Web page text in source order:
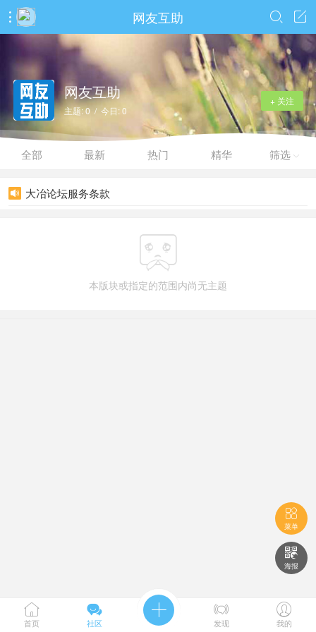
 网友互助 

+ 关注
网友互助
主题: 0 / 今日: 0
全部 最新 热门 精华 筛选 
 大冶论坛服务条款

本版块或指定的范围内尚无主题

菜单

海报

首页

社区
 
发现

我的